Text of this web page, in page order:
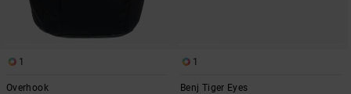
1
Overhook
1
Benj Tiger Eyes